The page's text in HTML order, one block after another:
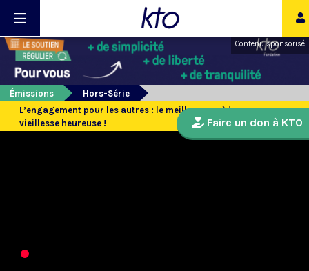
Contenu sponsorisé
Émissions
Hors-Série
L’engagement pour les autres : le meilleur remède pour une
vieillesse heureuse !
Faire un don à KTO